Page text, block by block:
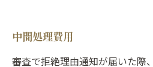
中間処理費用
審査で拒絶理由通知が届いた際